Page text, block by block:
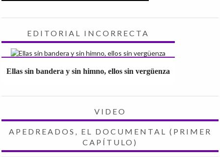
EDITORIAL INCORRECTA
Ellas sin bandera y sin himno, ellos sin vergüenza
VIDEO
APEDREADOS, EL DOCUMENTAL (PRIMER
CAPÍTULO)